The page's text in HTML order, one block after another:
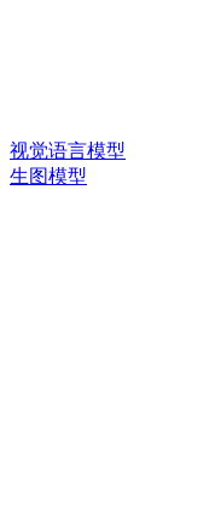
视觉语言模型
生图模型